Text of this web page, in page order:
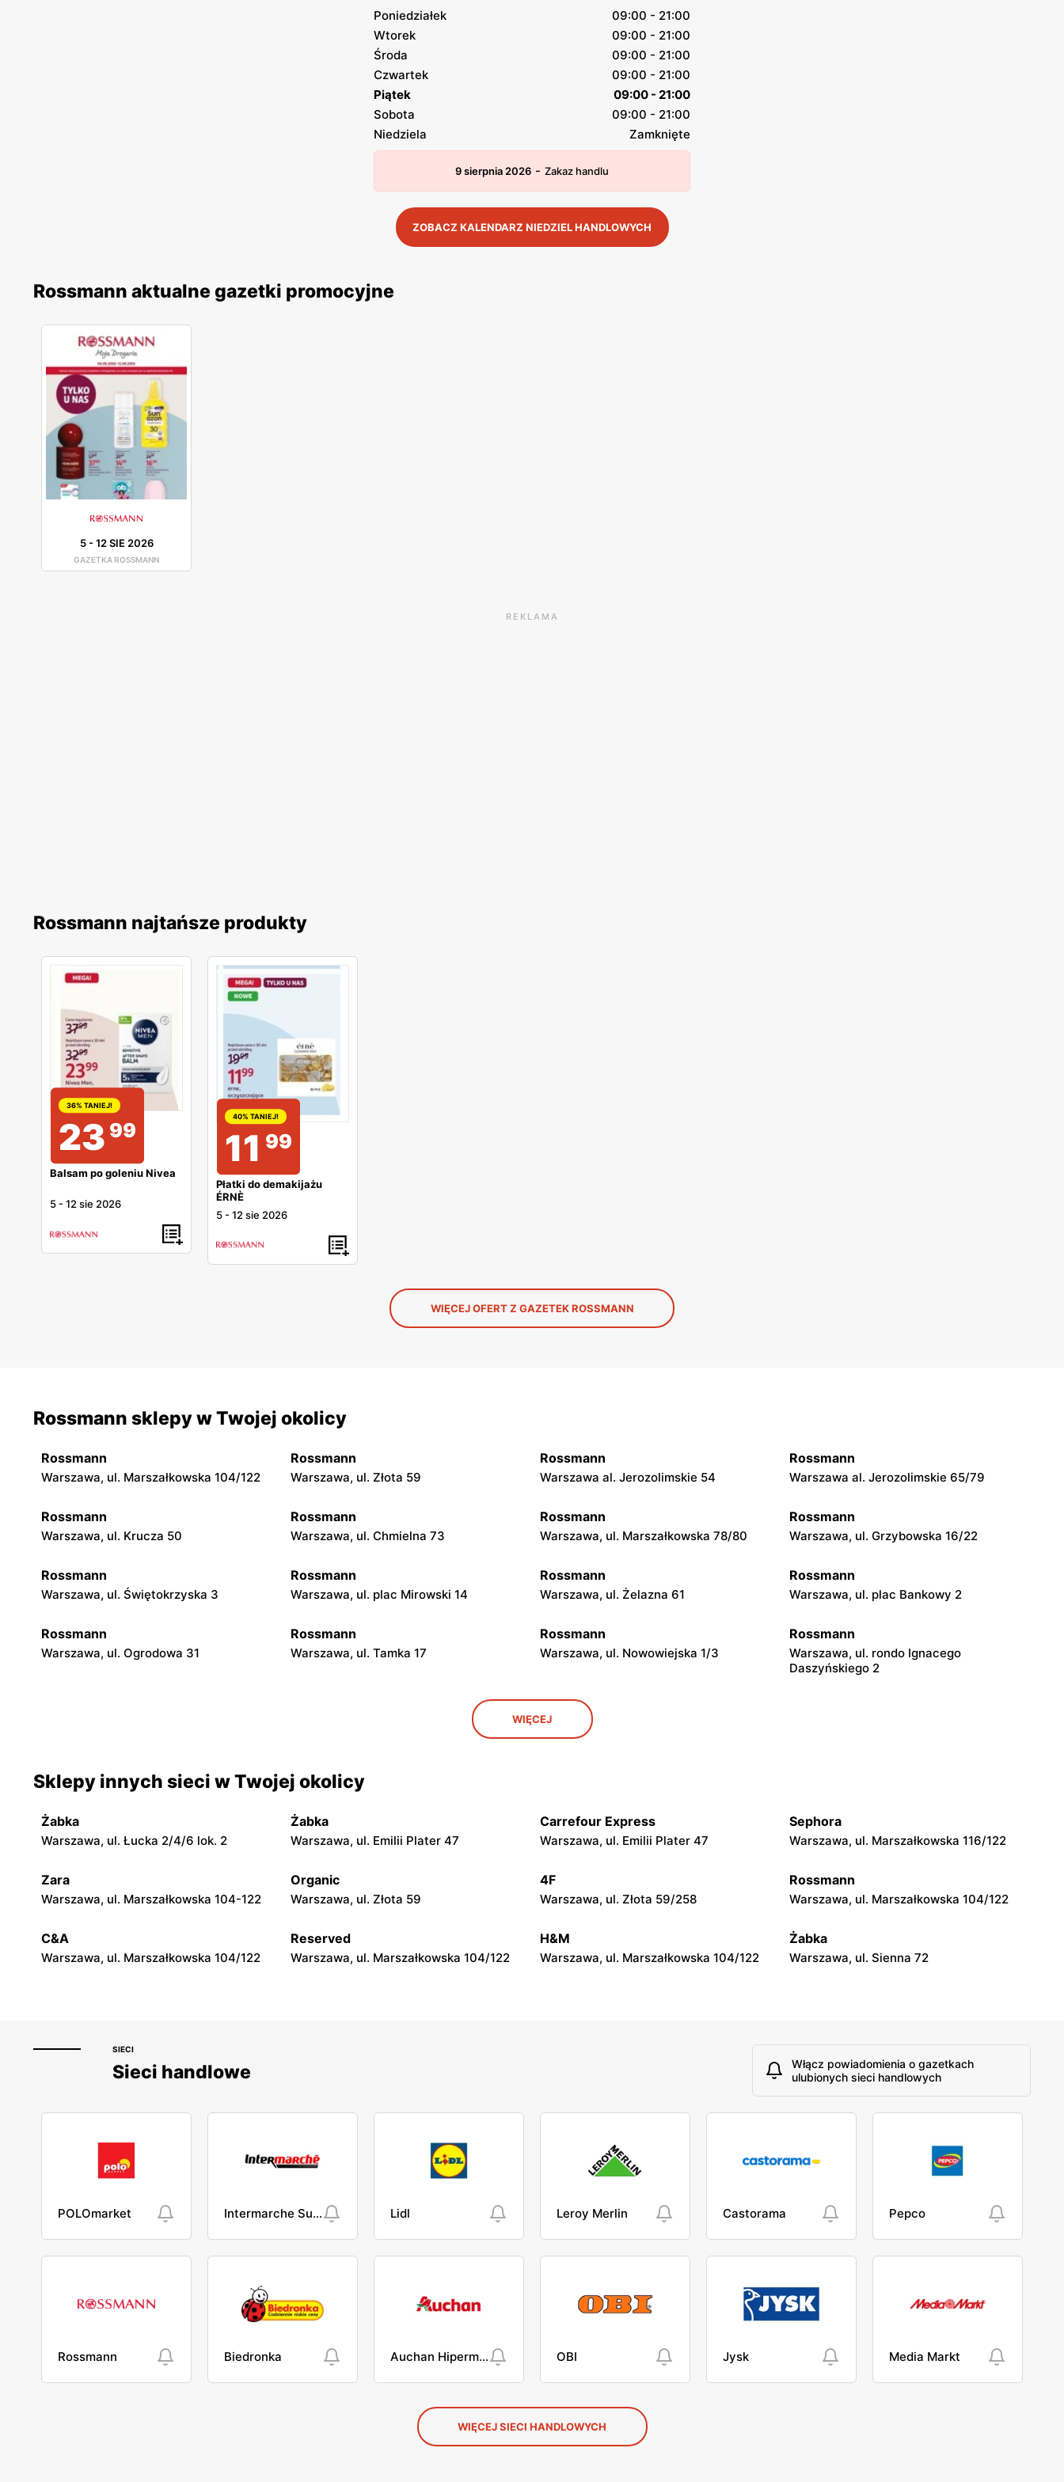
Poniedziałek
09:00 - 21:00
Wtorek
09:00 - 21:00
Środa
09:00 - 21:00
Czwartek
09:00 - 21:00
Piątek
09:00 - 21:00
Sobota
09:00 - 21:00
Niedziela
Zamknięte
9 sierpnia 2026 - Zakaz handlu
ZOBACZ KALENDARZ NIEDZIEL HANDLOWYCH
Rossmann aktualne gazetki promocyjne
5-12 SIE 2026
GAZETKA ROSSMANN
REKLAMA
Rossmann najtańsze produkty
36% TANIEJ!
23 99
Balsam po goleniu Nivea
5 -12 sie 2026
40% TANIEJ!
11 99
Płatki do demakijażu
ÉRNÈ
5 -12 sie 2026
WIĘCEJ OFERT Z GAZETEK ROSSMANN
Rossmann sklepy w Twojej okolicy
Rossmann
Warszawa, ul. Marszałkowska 104/122
Rossmann
Warszawa, ul. Złota 59
Rossmann
Warszawa al. Jerozolimskie 54
Rossmann
Warszawa al. Jerozolimskie 65/79
Rossmann
Warszawa, ul. Krucza 50
Rossmann
Warszawa, ul. Chmielna 73
Rossmann
Warszawa, ul. Marszałkowska 78/80
Rossmann
Warszawa, ul. Grzybowska 16/22
Rossmann
Warszawa, ul. Świętokrzyska 3
Rossmann
Warszawa, ul. plac Mirowski 14
Rossmann
Warszawa, ul. Żelazna 61
Rossmann
Warszawa, ul. plac Bankowy 2
Rossmann
Warszawa, ul. Ogrodowa 31
Rossmann
Warszawa, ul. Tamka 17
Rossmann
Warszawa, ul. Nowowiejska 1/3
Rossmann
Warszawa, ul. rondo Ignacego
Daszyńskiego 2
Warszawa, ul. Marszałkowska 28
Rossmann
Warszawa, ul. Senatorska 2
Warszawa, ul. Mokotowska 1 Warszawa, ul. Marszałkowska 126/134
Rossmann
Warszawa, ul. Świętojerska 16
Rossmann
Warszawa, ul. Wolska 19/25
Rossmann
Warszawa, ul. Stawki 2 a
Rossmann
Warszawa, ul. Grójecka 64
Rossmann
Warszawa, ul. Puławska 17
Rossmann
Warszawa, ul. Dzika 4
Rossmann
Warszawa, ul. Płocka 17
Rossmann
Warszawa, ul. Obozowa 16
WIĘCEJ
Sklepy innych sieci w Twojej okolicy
Żabka
Warszawa, ul. Łucka 2/4/6 lok. 2
Żabka
Warszawa, ul. Emilii Plater 47
Carrefour Express
Warszawa, ul. Emilii Plater 47
Sephora
Warszawa, ul. Marszałkowska 116/122
Zara
Warszawa, ul. Marszałkowska 104-122
Organic
Warszawa, ul. Złota 59
4F
Warszawa, ul. Złota 59/258
Rossmann
Warszawa, ul. Marszałkowska 104/122
C&A
Warszawa, ul. Marszałkowska 104/122
Reserved
Warszawa, ul. Marszałkowska 104/122
H&M
Warszawa, ul. Marszałkowska 104/122
Żabka
Warszawa, ul. Sienna 72
SIECI
Sieci handlowe
Włącz powiadomienia o gazetkach
ulubionych sieci handlowych
POLOmarket Intermarche Super Lidl Leroy Merlin Castorama Pepco
Rossmann Biedronka Auchan Hipermarket OBI Jysk Media Markt
WIĘCEJ SIECI HANDLOWYCH